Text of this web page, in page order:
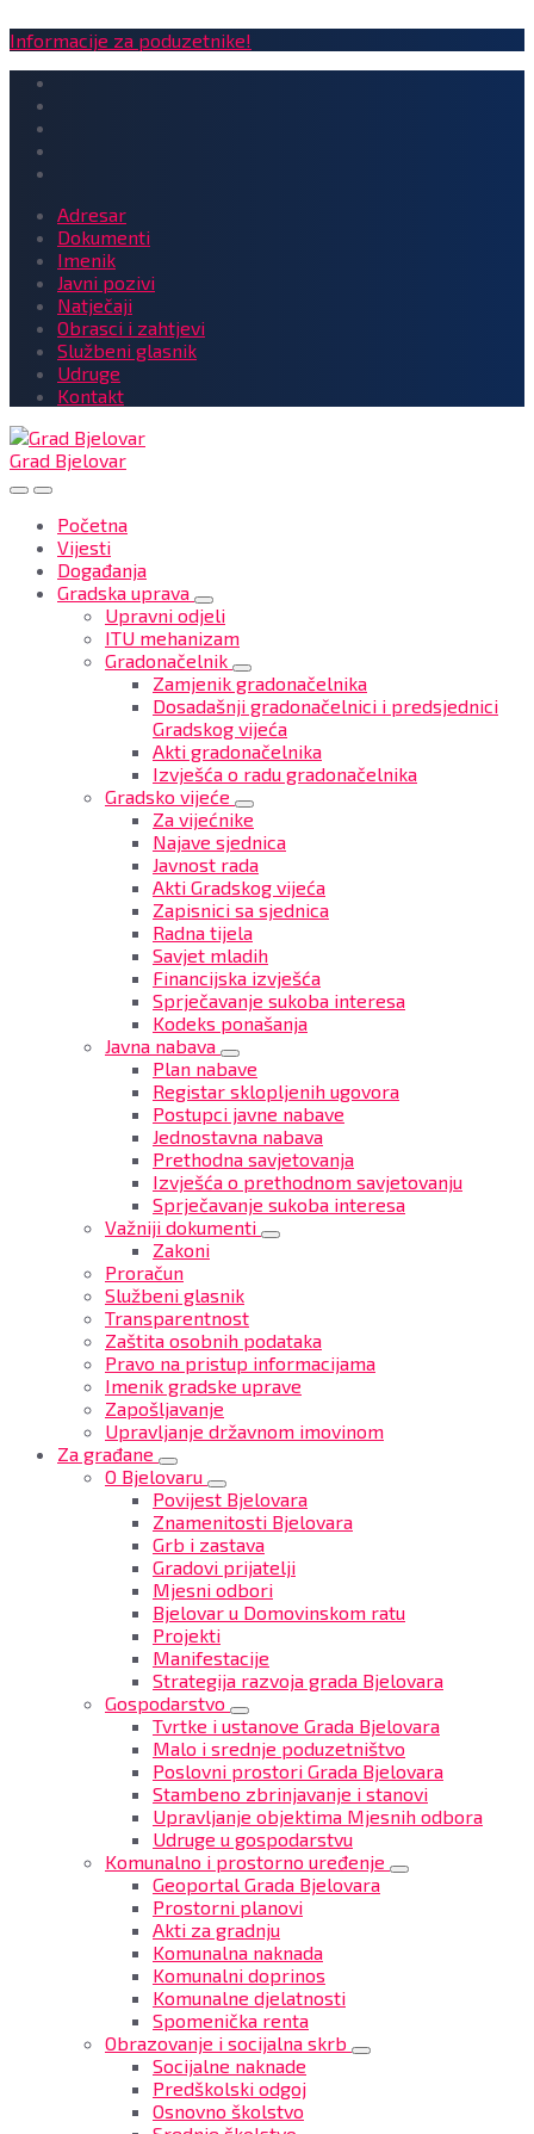
Informacije za poduzetnike!
Adresar
Dokumenti
Imenik
Javni pozivi
Natječaji
Obrasci i zahtjevi
Službeni glasnik
Udruge
Kontakt
Grad Bjelovar
Početna
Vijesti
Događanja
Gradska uprava
Upravni odjeli
ITU mehanizam
Gradonačelnik
Zamjenik gradonačelnika
Dosadašnji gradonačelnici i predsjednici
Gradskog vijeća
Akti gradonačelnika
Izvješća o radu gradonačelnika
Gradsko vijeće
Za vijećnike
Najave sjednica
Javnost rada
Akti Gradskog vijeća
Zapisnici sa sjednica
Radna tijela
Savjet mladih
Financijska izvješća
Sprječavanje sukoba interesa
Kodeks ponašanja
Javna nabava
Plan nabave
Registar sklopljenih ugovora
Postupci javne nabave
Jednostavna nabava
Prethodna savjetovanja
Izvješća o prethodnom savjetovanju
Sprječavanje sukoba interesa
Važniji dokumenti
Zakoni
Proračun
Službeni glasnik
Transparentnost
Zaštita osobnih podataka
Pravo na pristup informacijama
Imenik gradske uprave
Zapošljavanje
Upravljanje državnom imovinom
Za građane
O Bjelovaru
Povijest Bjelovara
Znamenitosti Bjelovara
Grb i zastava
Gradovi prijatelji
Mjesni odbori
Bjelovar u Domovinskom ratu
Projekti
Manifestacije
Strategija razvoja grada Bjelovara
Gospodarstvo
Tvrtke i ustanove Grada Bjelovara
Malo i srednje poduzetništvo
Poslovni prostori Grada Bjelovara
Stambeno zbrinjavanje i stanovi
Upravljanje objektima Mjesnih odbora
Udruge u gospodarstvu
Komunalno i prostorno uređenje
Geoportal Grada Bjelovara
Prostorni planovi
Akti za gradnju
Komunalna naknada
Komunalni doprinos
Komunalne djelatnosti
Spomenička renta
Obrazovanje i socijalna skrb
Socijalne naknade
Predškolski odgoj
Osnovno školstvo